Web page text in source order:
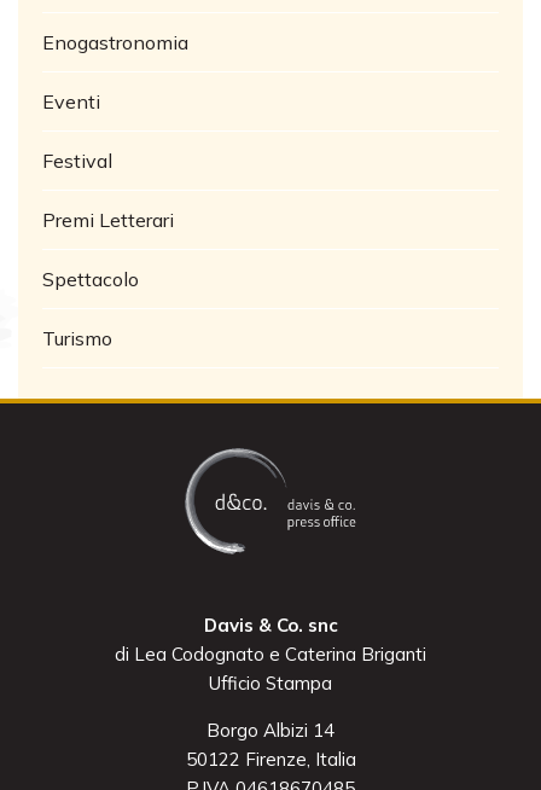
Enogastronomia
Eventi
Festival
Premi Letterari
Spettacolo
Turismo
Davis & Co. snc
di Lea Codognato e Caterina Briganti
Ufficio Stampa
Borgo Albizi 14
50122 Firenze, Italia